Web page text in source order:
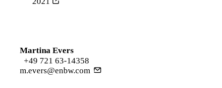
Martina Evers
+49 721 63-14358
m.evers@enbw.com